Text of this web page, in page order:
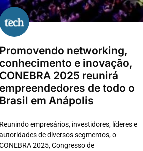
Promovendo networking,
conhecimento e inovação,
CONEBRA 2025 reunirá
empreendedores de todo o
Brasil em Anápolis
Reunindo empresários, investidores, líderes e
autoridades de diversos segmentos, o
CONEBRA 2025, Congresso de